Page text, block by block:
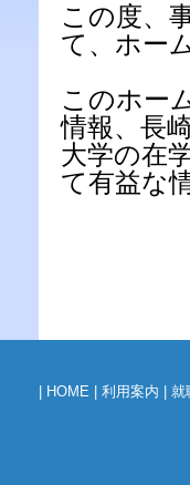
この度、
て、ホー
このホー
情報、長
大学の在
て有益な
HOME 利用案内 就